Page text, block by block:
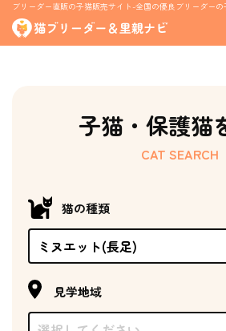
子猫・保護猫
CAT SEARCH
猫の種類
見学地域